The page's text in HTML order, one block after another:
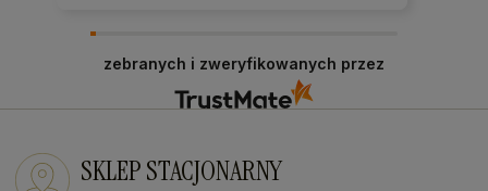
klienta i Twoja recenzja to nagroda za nasze
wysiłki - dziękujemy raz jeszcze i mamy nadzieję
- do szybkiego zobaczenia! Ms70
zebranych i zweryfikowanych przez
SKLEP STACJONARNY